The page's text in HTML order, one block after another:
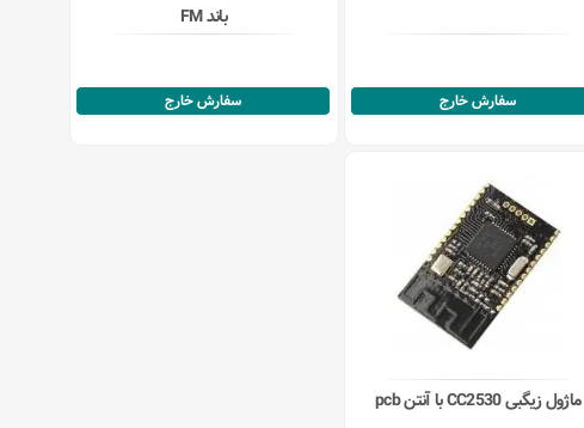
سفارش خارج
باند FM
سفارش خارج
ماژول زیگبی CC2530 با آنتن pcb